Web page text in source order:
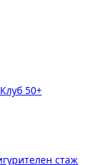
50+
стаж